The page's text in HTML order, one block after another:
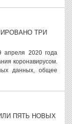
ТРИ
апреля 2020 года
коронавирусом.
данных, общее
ПЯТЬ НОВЫХ